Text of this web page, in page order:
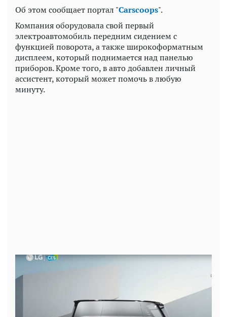
Об этом сообщает портал "Carscoops".
Компания оборудовала свой первый
электроавтомобиль передним сидением с
функцией поворота, а также широкоформатным
дисплеем, который поднимается над панелью
приборов. Кроме того, в авто добавлен личный
ассистент, который может помочь в любую
минуту.